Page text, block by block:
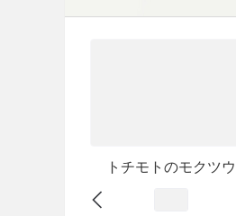
トチモトのモクツウ